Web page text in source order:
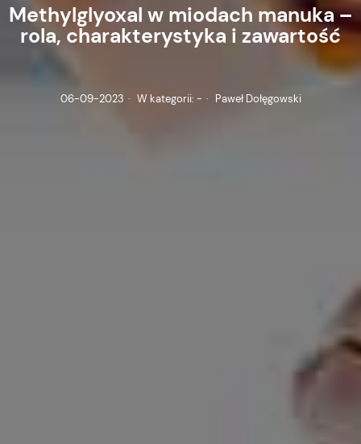
Methylglyoxal w miodach manuka –
rola, charakterystyka i zawartość
06-09-2023 · W kategorii: - · Paweł Dołęgowski